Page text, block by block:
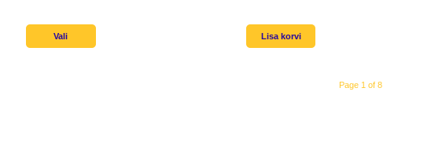
Vali Lisa korvi
Page 1 of 8